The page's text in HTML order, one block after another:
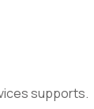
supports.